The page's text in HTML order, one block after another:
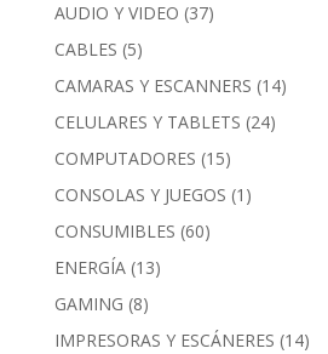
AUDIO Y VIDEO (37)
CABLES (5)
CAMARAS Y ESCANNERS (14)
CELULARES Y TABLETS (24)
COMPUTADORES (15)
CONSOLAS Y JUEGOS (1)
CONSUMIBLES (60)
ENERGÍA (13)
GAMING (8)
IMPRESORAS Y ESCÁNERES (14)